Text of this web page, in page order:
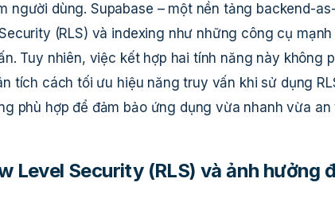
người dùng. Supabase – một nền tảng backend-
(RLS) và indexing như những công cụ
Tuy nhiên, việc kết hợp hai tính năng này không
tích cách tối ưu hiệu năng truy vấn khi sử dụng
phù hợp để đảm bảo ứng dụng vừa nhanh vừa an
Level Security (RLS) và ảnh hưởng